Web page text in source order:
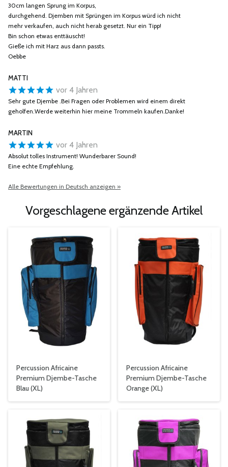
30cm langen Sprung im Korpus,
durchgehend. Djemben mit Sprüngen im Korpus würd ich nicht
mehr verkaufen, auch nicht herab gesetzt. Nur ein Tipp!
Bin schon etwas enttäuscht!
Gieße ich mit Harz aus dann passts.
Oebbe
MATTI
vor 4 Jahren
Sehr gute Djembe .Bei Fragen oder Problemen wird einem direkt
geholfen.Werde weiterhin hier meine Trommeln kaufen.Danke!
MARTIN
vor 4 Jahren
Absolut tolles Instrument! Wunderbarer Sound!
Eine echte Empfehlung.
Alle Bewertungen in Deutsch anzeigen »
Vorgeschlagene ergänzende Artikel
Percussion Africaine
Premium Djembe-Tasche
Blau (XL)
Percussion Africaine
Premium Djembe-Tasche
Orange (XL)